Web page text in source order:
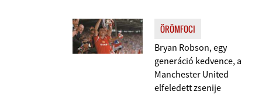
ÖRÖMFOCI
Bryan Robson, egy
generáció kedvence, a
Manchester United
elfeledett zsenije